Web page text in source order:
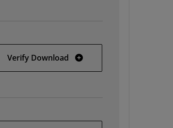
Verify Download 64-bit Linux